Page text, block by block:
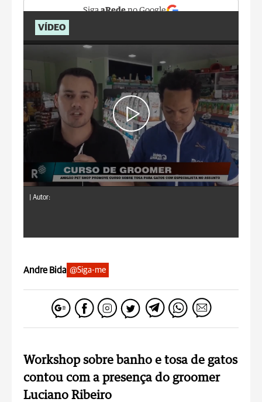
SigaaRedeno Google
VÍDEO
Autor:
Andre Bida @Siga-me
Workshop sobre banho e tosa de gatos
contou com a presença do groomer
Luciano Ribeiro